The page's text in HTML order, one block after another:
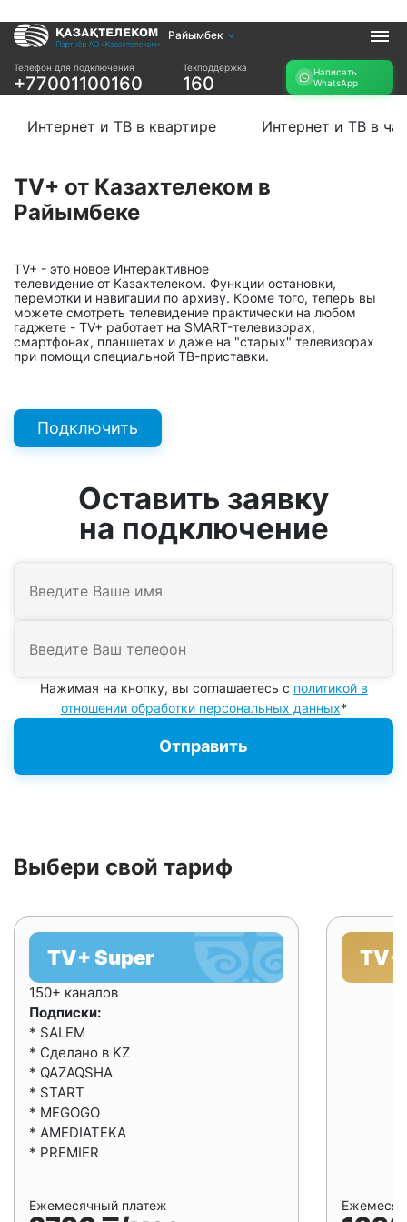
Райымбек
Телефон для подключения
+77001100160
Техподдержка
160
Написать
WhatsApp
Услуги
Интернет и ТВ в
Интернет и ТВ в
Интернет в офис
Прочее
Проверить
Проверить
возможность
подключения по
названию ЖК
Новости
подбор тарифа
Подключиться к
КазахТелеком
Интернет и ТВ в квартире Интернет и ТВ в
TV+ от Казахтелеком в
Райымбеке
TV+ - это новое Интерактивное
телевидение от Казахтелеком. Функции остановки,
перемотки и навигации по архиву. Кроме того, теперь вы
можете смотреть телевидение практически на любом
гаджете - TV+ работает на SMART-телевизорах,
смартфонах, планшетах и даже на "старых" телевизорах
при помощи специальной ТВ-приставки.
Подключить
Оставить заявку
на подключение
Нажимая на кнопку, вы соглашаетесь с политикой в
отношении обработки персональных данных*
Выбери свой тариф
TV+ Super
150+ каналов
Подписки:
* SALEM
* Сделано в KZ
* QAZAQSHA
* START
* MEGOGO
* AMEDIATEKA
* PREMIER
Ежемесячный платеж
TV+